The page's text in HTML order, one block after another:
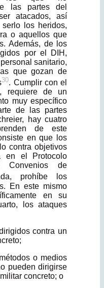
las partes del
atacados, así
los heridos,
o aquellos que
Además, de los
por el DIH,
sanitario,
que gozan de
30. Cumplir con el
requiere de un
muy específico
de las partes
hay cuatro
de este
en que los
contra objetivos
en el Protocolo
de
prohíbe los
En este mismo
en su
los ataques
contra un
o medios
pueden dirigirse
concreto; o